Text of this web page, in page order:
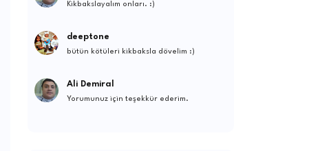
Kikbakslayalım onları. :)
deeptone
bütün kötüleri kikbaksla dövelim :)
Ali Demiral
Yorumunuz için teşekkür ederim.